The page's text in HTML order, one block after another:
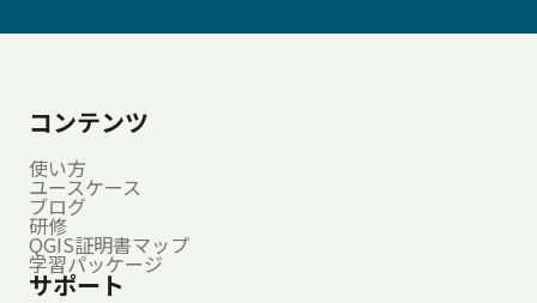
コンテンツ
使い方
ユースケース
ブログ
研修
QGIS証明書マップ
学習パッケージ
サポート